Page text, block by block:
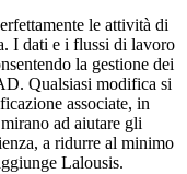
le attività di
I dati e i flussi di lavoro
la gestione dei
Qualsiasi modifica si
associate, in
ad aiutare gli
a ridurre al minimo
Lalousis.